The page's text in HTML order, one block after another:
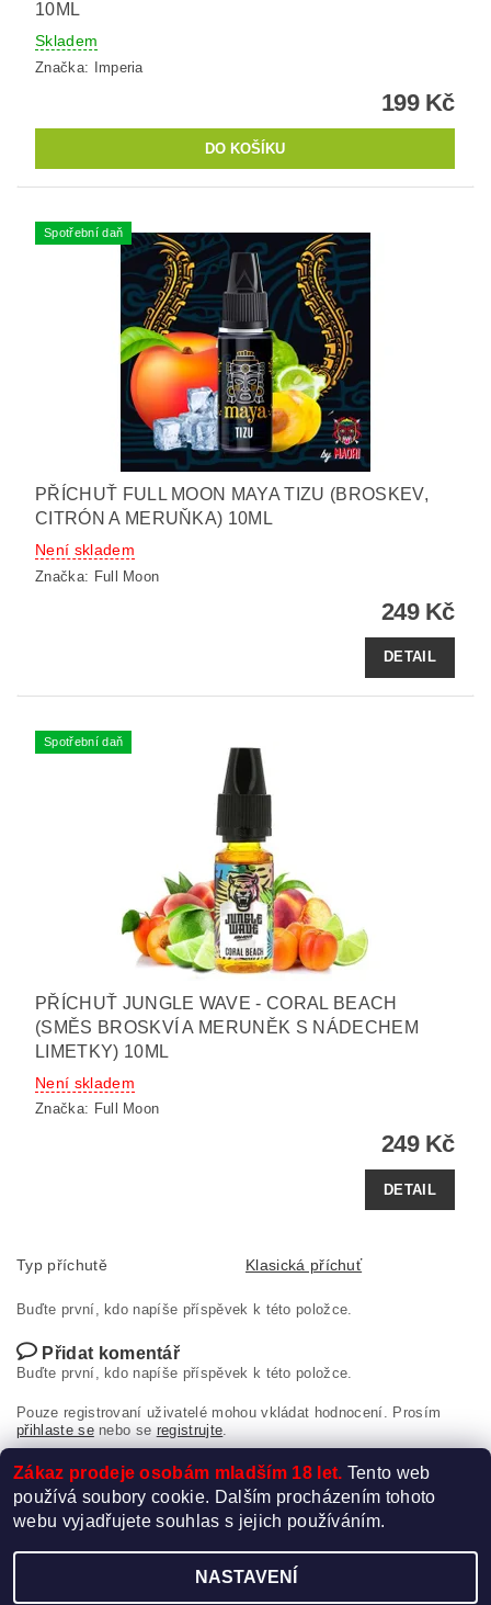
10ML
Skladem
Značka: Imperia
199 Kč
Spotřební daň
PŘÍCHUŤ FULL MOON MAYA TIZU (BROSKEV,
CITRÓN A MERUŇKA) 10ML
Není skladem
Značka: Full Moon
249 Kč
DETAIL
Spotřební daň
PŘÍCHUŤ JUNGLE WAVE - CORAL BEACH
(SMĚS BROSKVÍ A MERUNĚK S NÁDECHEM
LIMETKY) 10ML
Není skladem
Značka: Full Moon
249 Kč
DETAIL
Typ příchutě Klasická příchuť
Buďte první, kdo napíše příspěvek k této položce.
Přidat komentář
Buďte první, kdo napíše příspěvek k této položce.
Pouze registrovaní uživatelé mohou vkládat hodnocení. Prosím
přihlaste senebo se registrujte.
Zákaz prodeje osobám mladším 18 let. Tento web
používá soubory cookie. Dalším procházením tohoto
webu vyjadřujete souhlas s jejich používáním.
NASTAVENÍ